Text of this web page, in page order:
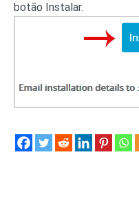
botão Instalar.